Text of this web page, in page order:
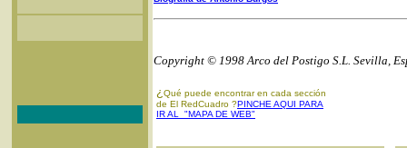
Copyright © 1998 Arco del Postigo S.L. Sevilla,
¿ Qué puede encontrar en cada sección
de El RedCuadro ?PINCHE AQUI PARA
IR AL "MAPA DE WEB"